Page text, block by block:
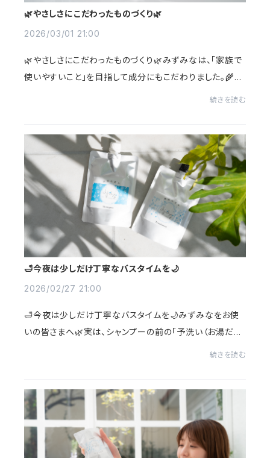
🌿やさしさにこだわったものづくり🌿
2026/03/01 21:00
🌿やさしさにこだわったものづくり🌿みずみなは、「家族で
使いやすいこと」を目指して成分にもこだわりました。🌾合
続きを読む
🛁今夜は少しだけ丁寧なバスタイムを🌙
2026/02/27 21:00
🛁今夜は少しだけ丁寧なバスタイムを🌙みずみなをお使
いの皆さまへ🌿実は、シャンプーの前の「予洗い（お湯だけ
続きを読む